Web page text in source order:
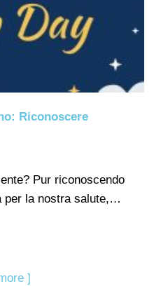
Riconoscere
Pur riconoscendo
per la nostra salute,…
]